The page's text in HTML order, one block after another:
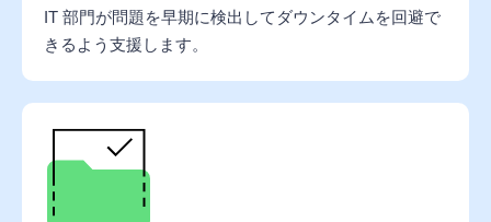
IT 部門が問題を早期に検出してダウンタイムを回避で
きるよう支援します。